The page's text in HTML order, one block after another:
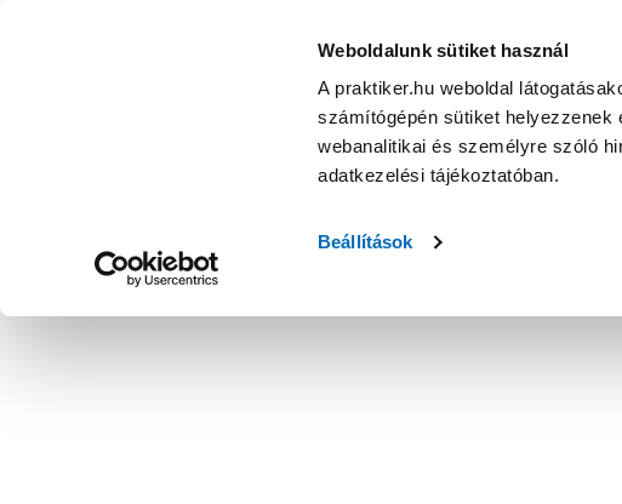
Weboldalunk sütiket használ
A praktiker.hu weboldal
számítógépén sütiket helyezzenek
webanalitikai és személyre szóló
adatkezelési tájékoztatóban.
Beállítások